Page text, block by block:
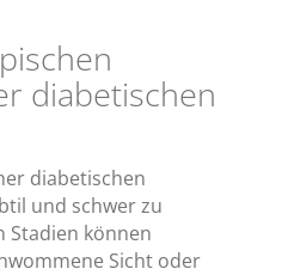
diabetischen
diabetischen
und schwer zu
Stadien können
Sicht oder